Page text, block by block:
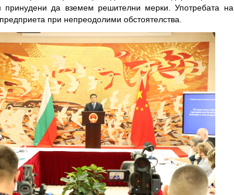
да вземем решителни мерки. Употребата на
при непреодолими обстоятелства.